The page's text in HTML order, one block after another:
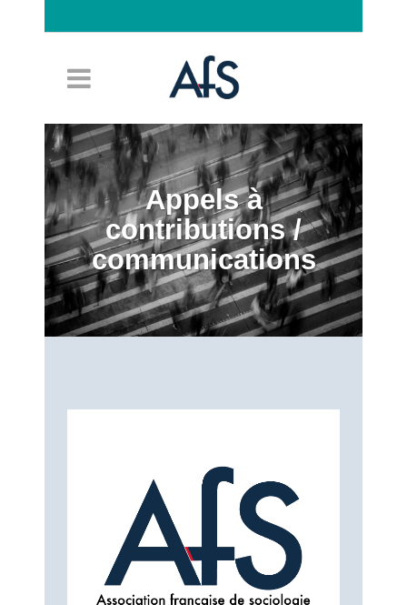
Appels à
contributions /
communications